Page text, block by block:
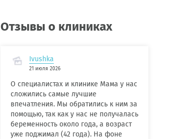
Отзывы о клиниках
Ivushka
21 июля 2026
О специалистах и клинике Мама у нас
сложились самые лучшие
впечатления. Мы обратились к ним за
помощью, так как у нас не получалась
беременность около года, а возраст
уже поджимал (42 года). На фоне